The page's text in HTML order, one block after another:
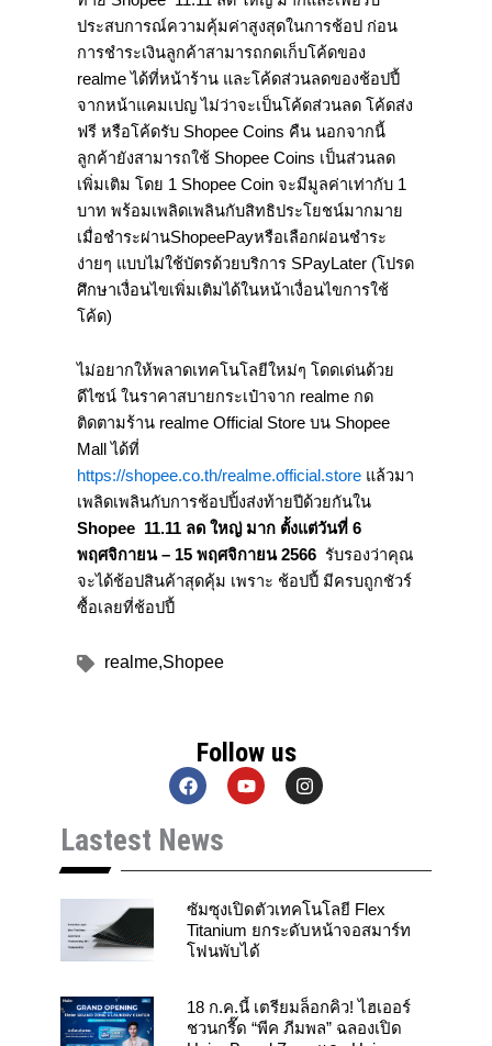
ประสบการณ์ความคุ้มค่าสูงสุดในการช้อป ก่อน
การชำระเงินลูกค้าสามารถกดเก็บโค้ดของ
realme ได้ที่หน้าร้าน และโค้ดส่วนลดของช้อปปี้
จากหน้าแคมเปญ ไม่ว่าจะเป็นโค้ดส่วนลด โค้ดส่ง
ฟรี หรือโค้ดรับ Shopee Coins คืน นอกจากนี้
ลูกค้ายังสามารถใช้ Shopee Coins เป็นส่วนลด
เพิ่มเติม โดย 1 Shopee Coin จะมีมูลค่าเท่ากับ 1
บาท พร้อมเพลิดเพลินกับสิทธิประโยชน์มากมาย
เมื่อชำระผ่านShopeePayหรือเลือกผ่อนชำระ
ง่ายๆ แบบไม่ใช้บัตรด้วยบริการ SPayLater (โปรด
ศึกษาเงื่อนไขเพิ่มเติมได้ในหน้าเงื่อนไขการใช้
โค้ด)
ไม่อยากให้พลาดเทคโนโลยีใหม่ๆ โดดเด่นด้วย
ดีไซน์ ในราคาสบายกระเป๋าจาก realme กด
ติดตามร้าน realme Official Store บน Shopee
Mall ได้ที่
https://shopee.co.th/realme.official.store แล้วมา
เพลิดเพลินกับการช้อปปิ้งส่งท้ายปีด้วยกันใน
Shopee 11.11 ลด ใหญ่ มาก ตั้งแต่วันที่ 6
พฤศจิกายน – 15 พฤศจิกายน2566 รับรองว่าคุณ
จะได้ช้อปสินค้าสุดคุ้ม เพราะ ช้อปปี้ มีครบถูกชัวร์
ซื้อเลยที่ช้อปปี้
realme,Shopee
Follow us
F
a
e
b
o
k
Y
o
b
I
n
g
a
m
Lastest News
ซัมซุงเปิดตัวเทคโนโลยี Flex
Titanium ยกระดับหน้าจอสมาร์ท
โฟนพับได้
18 ก.ค.นี้ เตรียมล็อกคิว! ไฮเออร์
ชวนกรี๊ด “พีค ภีมพล” ฉลองเปิด